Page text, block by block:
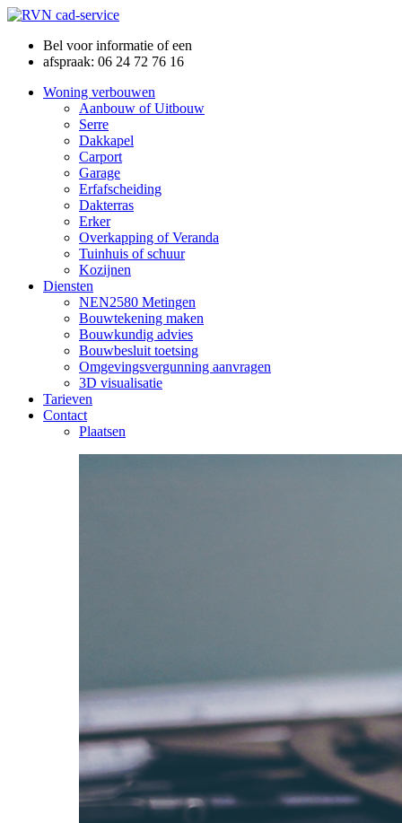
Bel voor informatie of een
afspraak: 06 24 72 76 16
Woning verbouwen
Aanbouw of Uitbouw
Serre
Dakkapel
Carport
Garage
Erfafscheiding
Dakterras
Erker
Overkapping of Veranda
Tuinhuis of schuur
Kozijnen
Diensten
NEN2580 Metingen
Bouwtekening maken
Bouwkundig advies
Bouwbesluit toetsing
Omgevingsvergunning aanvragen
3D visualisatie
Tarieven
Contact
Plaatsen